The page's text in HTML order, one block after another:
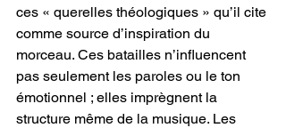
ces « querelles théologiques » qu’il cite
comme source d’inspiration du
morceau. Ces batailles n’influencent
pas seulement les paroles ou le ton
émotionnel ; elles imprègnent la
structure même de la musique. Les